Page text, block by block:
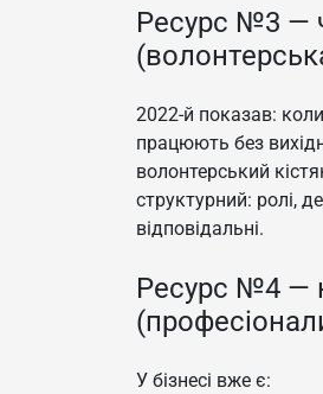
Ресурс №3 —
2022-й показав:
працюють без
волонтерський
структурний: ролі,
відповідальні.
Ресурс №4 —
У бізнесі вже є: